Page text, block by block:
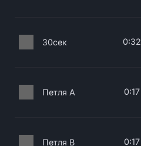
30сек 0:32
Петля A 0:17
Петля B 0:17